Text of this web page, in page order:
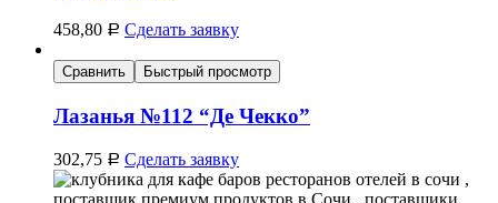
458,80 Р Сделать заявку
Сравнить Быстрый просмотр
Лазанья №112 “Де Чекко”
302,75 Р Сделать заявку